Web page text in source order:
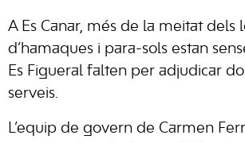
A Es Canar, més de la meitat dels
d’hamaques i para-sols estan
Es Figueral falten per adjudicar
serveis.
L’equip de govern de Carmen